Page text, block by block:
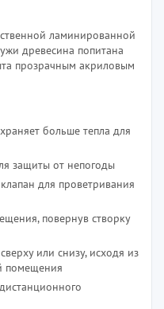
ламинированной
древесина попитана
прозрачным акриловым
больше тепла для
защиты от непогоды
для проветривания
повернув створку
или снизу, исходя из
помещения